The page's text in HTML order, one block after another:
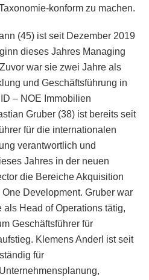
konform zu machen.
(45) ist seit Dezember 2019
dieses Jahres Managing
war sie zwei Jahre als
und Geschäftsführung in
– NOE Immobilien
Gruber (38) ist bereits seit
für die internationalen
verantwortlich und
Jahres in der neuen
die Bereiche Akquisition
Development. Gruber war
Head of Operations tätig,
Geschäftsführer für
Klemens Anderl ist seit
für